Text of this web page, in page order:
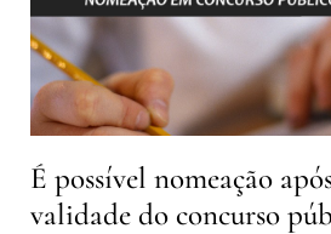
É possível nomeação
validade do concurso